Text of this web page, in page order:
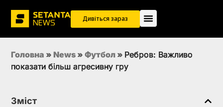
Дивіться зараз
Головна » News » Футбол » Ребров: Важливо
показати більш агресивну гру
Зміст